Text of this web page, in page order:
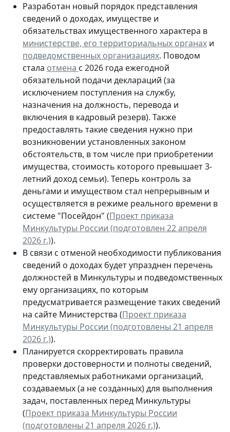
Разработан новый порядок представления
сведений о доходах, имуществе и
обязательствах имущественного характера в
министерстве, его территориальных органах и
подведомственных организациях. Поводом
стала отмена с 2026 года ежегодной
обязательной подачи деклараций (за
исключением поступления на службу,
назначения на должность, перевода и
включения в кадровый резерв). Также
предоставлять такие сведения нужно при
возникновении установленных законом
обстоятельств, в том числе при приобретении
имущества, стоимость которого превышает 3-
летний доход семьи). Теперь контроль за
деньгами и имуществом стал непрерывным и
осуществляется в режиме реального времени в
системе "Посейдон" (Проект приказа
Минкультуры России (подготовлен 22 апреля
2026 г.)).
В связи с отменой необходимости публикования
сведений о доходах будет упразднен перечень
должностей в Минкультуры и подведомственных
ему организациях, по которым
предусматривается размещение таких сведений
на сайте Министерства (Проект приказа
Минкультуры России (подготовлены 21 апреля
2026 г.)).
Планируется скорректировать правила
проверки достоверности и полноты сведений,
представляемых работниками организаций,
создаваемых (а не созданных) для выполнения
задач, поставленных перед Минкультуры
(Проект приказа Минкультуры России
(подготовлены 21 апреля 2026 г.)).